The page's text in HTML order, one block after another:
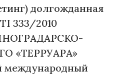
долгожданная
333/2010
«ТЕРРУАРА»
международный